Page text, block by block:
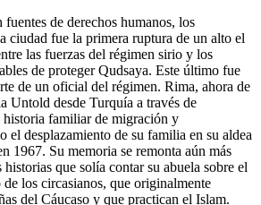
de derechos humanos, los
ciudad fue la primera ruptura de un alto el
las fuerzas del régimen sirio y los
de proteger Qudsaya. Este último fue
de un oficial del régimen. Rima, ahora de
Untold desde Turquía a través de
familiar de migración y
el desplazamiento de su familia en su aldea
1967. Su memoria se remonta aún más
historias que solía contar su abuela sobre el
los circasianos, que originalmente
del Cáucaso y que practican el Islam.